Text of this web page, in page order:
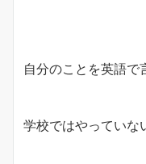
自分のことを英語で
学校ではやっていな